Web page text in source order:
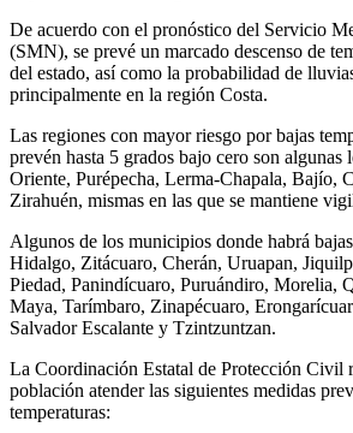
De acuerdo con el pronóstico del Servicio
(SMN), se prevé un marcado descenso de
del estado, así como la probabilidad de
principalmente en la región Costa.
Las regiones con mayor riesgo por bajas
prevén hasta 5 grados bajo cero son algunas
Oriente, Purépecha, Lerma-Chapala, Bajío,
Zirahuén, mismas en las que se mantiene
Algunos de los municipios donde habrá
Hidalgo, Zitácuaro, Cherán, Uruapan,
Piedad, Panindícuaro, Puruándiro, Morelia,
Maya, Tarímbaro, Zinapécuaro,
Salvador Escalante y Tzintzuntzan.
La Coordinación Estatal de Protección Civil
población atender las siguientes medidas
temperaturas: